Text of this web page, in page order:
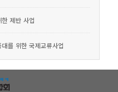
제반 사업
를 위한 국제교류사업